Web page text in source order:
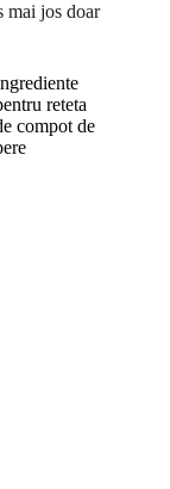
mai jos doar
reteta
compot de